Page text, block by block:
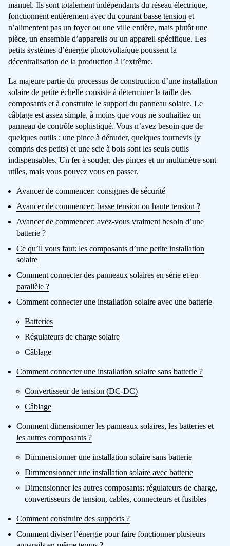
manuel. Ils sont totalement indépendants du réseau électrique,
fonctionnent entièrement avec du courant basse tension et
n’alimentent pas un foyer ou une ville entière, mais plutôt une
pièce, un ensemble d’appareils ou un appareil spécifique. Les
petits systèmes d’énergie photovoltaïque poussent la
décentralisation de la production à l’extrême.
La majeure partie du processus de construction d’une installation
solaire de petite échelle consiste à déterminer la taille des
composants et à construire le support du panneau solaire. Le
câblage est assez simple, à moins que vous ne souhaitiez un
panneau de contrôle sophistiqué. Vous n’avez besoin que de
quelques outils : une pince à dénuder, quelques tournevis (y
compris des petits) et une scie à bois sont les seuls outils
indispensables. Un fer à souder, des pinces et un multimètre sont
utiles, mais vous pouvez vous en passer.
Avancer de commencer: consignes de sécurité
Avancer de commencer: basse tension ou haute tension ?
Avancer de commencer: avez-vous vraiment besoin d’une
batterie ?
Ce qu’il vous faut: les composants d’une petite installation
solaire
Comment connecter des panneaux solaires en série et en
parallèle ?
Comment connecter une installation solaire avec une batterie
Batteries
Régulateurs de charge solaire
Câblage
Comment connecter une installation solaire sans batterie ?
Convertisseur de tension (DC-DC)
Câblage
Comment dimensionner les panneaux solaires, les batteries et
les autres composants ?
Dimmensionner une installation solaire sans batterie
Dimmensionner une installation solaire avec batterie
Dimensionner les autres composants: régulateurs de charge,
convertisseurs de tension, cables, connecteurs et fusibles
Comment construire des supports ?
Comment diviser l’énergie pour faire fonctionner plusieurs